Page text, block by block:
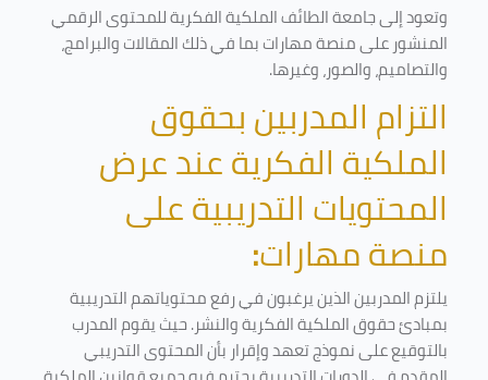
وتعود إلى جامعة الطائف الملكية الفكرية للمحتوى الرقمي
المنشور على منصة مهارات بما في ذلك المقالات والبرامج،
والتصاميم، والصور، وغيرها.
التزام المدربين بحقوق
الملكية الفكرية عند عرض
المحتويات التدريبية على
منصة مهارات:
يلتزم المدربين الذين يرغبون في رفع محتوياتهم التدريبية
بمبادئ حقوق الملكية الفكرية والنشر. حيث يقوم المدرب
بالتوقيع على نموذج تعهد وإقرار بأن المحتوى التدريبي